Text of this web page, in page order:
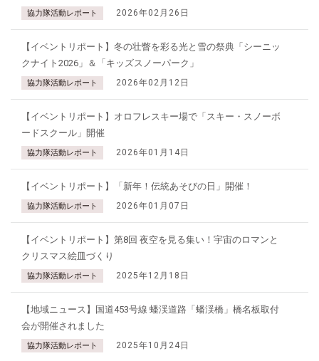
協力隊活動レポート 2026年02月26日
【イベントリポート】冬の壮瞥を彩る光と雪の祭典「シーニッ
クナイト2026」＆「キッズスノーパーク」
協力隊活動レポート 2026年02月12日
【イベントリポート】オロフレスキー場で「スキー・スノーボ
ードスクール」開催
協力隊活動レポート 2026年01月14日
【イベントリポート】「新年！伝統あそびの日」開催！
協力隊活動レポート 2026年01月07日
【イベントリポート】第8回 夜空を見る集い！宇宙のロマンと
クリスマス絵皿づくり
協力隊活動レポート 2025年12月18日
【地域ニュース】国道453号線 蟠渓道路「蟠渓橋」橋名板取付
会が開催されました
協力隊活動レポート 2025年10月24日